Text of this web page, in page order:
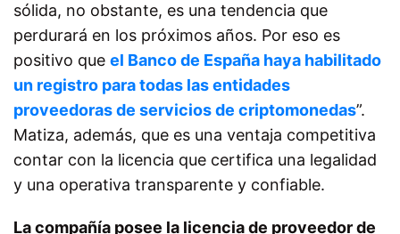
sólida, no obstante, es una tendencia que
perdurará en los próximos años. Por eso es
positivo que el Banco de España haya habilitado
un registro para todas las entidades
proveedoras de servicios de criptomonedas”.
Matiza, además, que es una ventaja competitiva
contar con la licencia que certifica una legalidad
y una operativa transparente y confiable.
La compañía posee la licencia de proveedor de